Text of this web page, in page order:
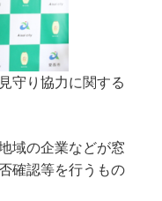
守り協力に関する
域の企業などが窓
確認等を行うもの